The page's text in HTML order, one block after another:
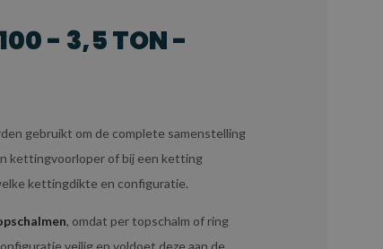
- 3,5 TON -
gebruikt om de complete samenstelling
kettingvoorloper of bij een ketting
kettingdikte en configuratie.
, omdat per topschalm of ring
veilig en voldoet deze aan de